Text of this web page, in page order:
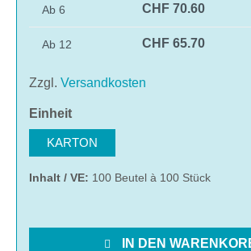
Ab 6 CHF 70.60
Ab 12 CHF 65.70
Zzgl. Versandkosten
Einheitauswählen
KARTON
Inhalt / VE: 100 Beutel à 100 Stück
IN DEN